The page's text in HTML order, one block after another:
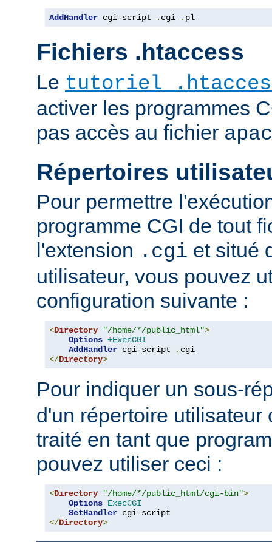
AddHandler cgi-script . cgi . pl
Fichiers .htaccess
Le tutoriel
activer les programmes
pas accès au fichier
Répertoires
Pour permettre
programme CGI de tout
l'extension .cgi et situé
utilisateur, vous pouvez
configuration suivante :
<Directory "/home/*/public_html">
Options +ExecCGI
AddHandler cgi-script .
</Directory>
Pour indiquer un sous-
d'un répertoire utilisateur
traité en tant que
pouvez utiliser ceci :
<Directory "/home/*/public_html/cgi-bin">
Options ExecCGI
SetHandler
</Directory>